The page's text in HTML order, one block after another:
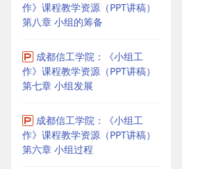
作》课程教学资源（PPT讲稿）
第八章 小组的筹备
成都信工学院：《小组工
作》课程教学资源（PPT讲稿）
第七章 小组发展
成都信工学院：《小组工
作》课程教学资源（PPT讲稿）
第六章 小组过程